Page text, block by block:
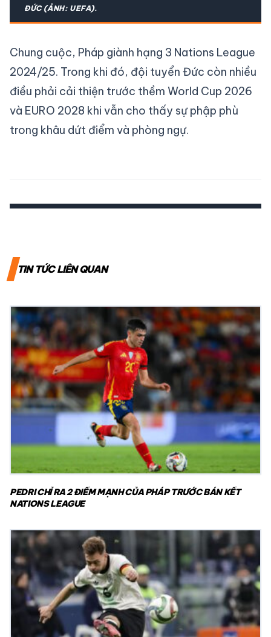
ĐỨC (ẢNH: UEFA).
Chung cuộc, Pháp giành hạng 3 Nations League
2024/25. Trong khi đó, đội tuyển Đức còn nhiều
điều phải cải thiện trước thềm World Cup 2026
và EURO 2028 khi vẫn cho thấy sự phập phù
trong khâu dứt điểm và phòng ngự.
TIN TỨC LIÊN QUAN
PEDRI CHỈ RA 2 ĐIỂM MẠNH CỦA PHÁP TRƯỚC BÁN KẾT
NATIONS LEAGUE